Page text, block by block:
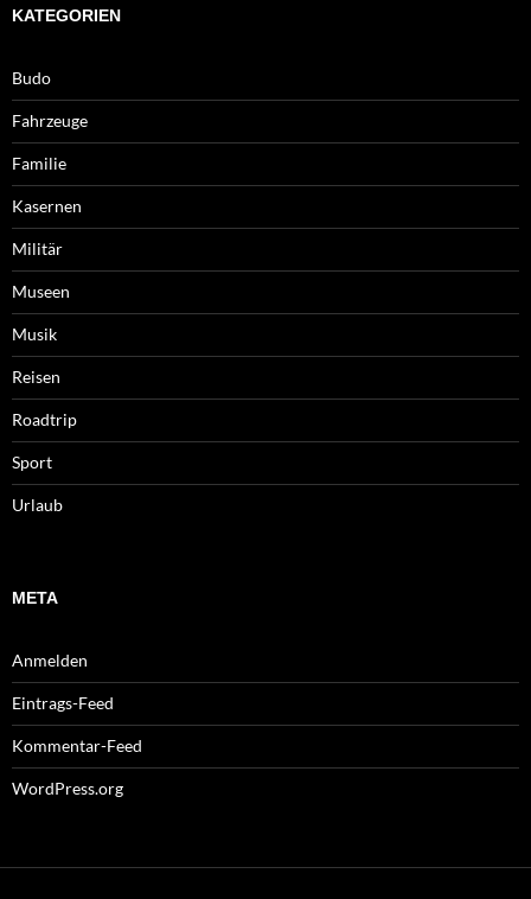
KATEGORIEN
Budo
Fahrzeuge
Familie
Kasernen
Militär
Museen
Musik
Reisen
Roadtrip
Sport
Urlaub
META
Anmelden
Eintrags-Feed
Kommentar-Feed
WordPress.org